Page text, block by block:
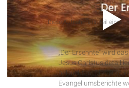
Podcast Diese Aufnahme ist teil eines
Der Ersehnte
„Der Ersehnte“ wird
Jesus Christus
beleuchten. Die
Evangeliumsberichte